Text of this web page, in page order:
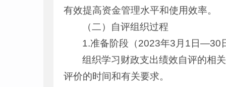
有效提高资金管理水平和使用效率。
（二）自评组织过程
1.准备阶段（2023年3月1日—30
组织学习财政支出绩效自评的相
评价的时间和有关要求。